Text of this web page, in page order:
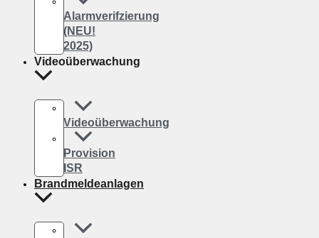
Alarmverifzierung
(NEU!
2025)
Videoüberwachung
Videoüberwachung
Provision
ISR
Brandmeldeanlagen